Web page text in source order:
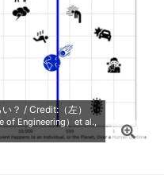
？ / Credit:（左）
of Engineering）et al.,